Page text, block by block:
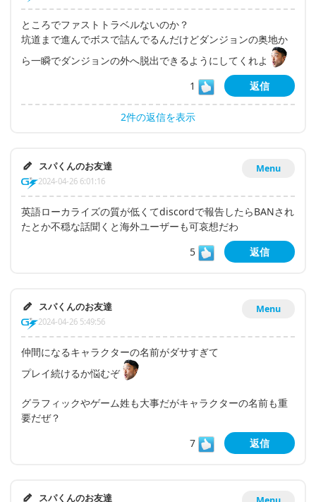
ところでファストトラベルないのか？
坑道まで進んでボスで詰んでるんだけどダンジョンの奥地か
ら一瞬でダンジョンの外へ脱出できるようにしてくれよ
1
返信
2件の返信を表示
Menu
スパくんのお友達
2024-04-26 6:01:16
英語ローカライズの質が低くてdiscordで報告したらBANされ
たとか不穏な話聞くと海外ユーザーも可哀想だわ
5
返信
Menu
スパくんのお友達
2024-04-26 5:49:56
仲間になるキャラクターの名前がダサすぎて
プレイ続けるか悩むぞ
グラフィックやゲーム姓も大事だがキャラクターの名前も重
要だぜ？
7
返信
スパくんのお友達